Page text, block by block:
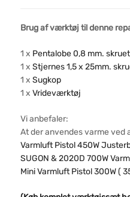
Brug af værktøj til denne
1 x Pentalobe 0,8 mm.
1 x Stjernes 1,5 x 25mm.
1 x Sugkop
1 x Vrideværktøj
Vi anbefaler:
At der anvendes varme ved
Varmluft Pistol 450W
SUGON & 2020D 700W
Mini Varmluft Pistol 300W (